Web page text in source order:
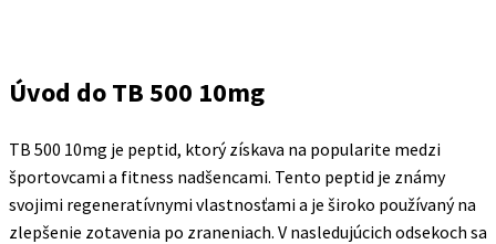
Úvod do TB 500 10mg
TB 500 10mg je peptid, ktorý získava na popularite medzi
športovcami a fitness nadšencami. Tento peptid je známy
svojimi regeneratívnymi vlastnosťami a je široko používaný na
zlepšenie zotavenia po zraneniach. V nasledujúcich odsekoch sa